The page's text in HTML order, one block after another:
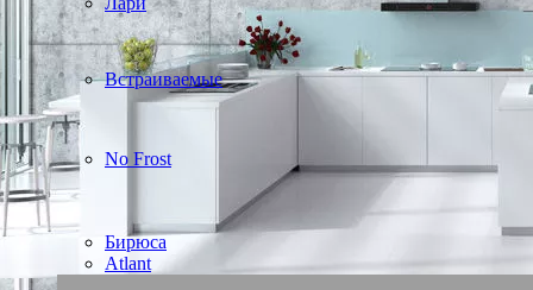
Встраиваемые
No Frost
Бирюса
Atlant